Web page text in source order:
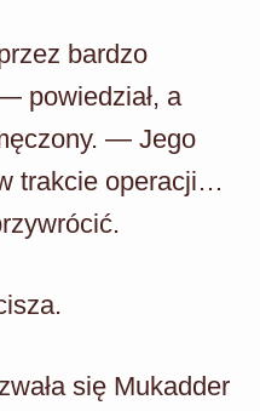
bardzo
powiedział, a
— Jego
trakcie operacji…
się Mukadder